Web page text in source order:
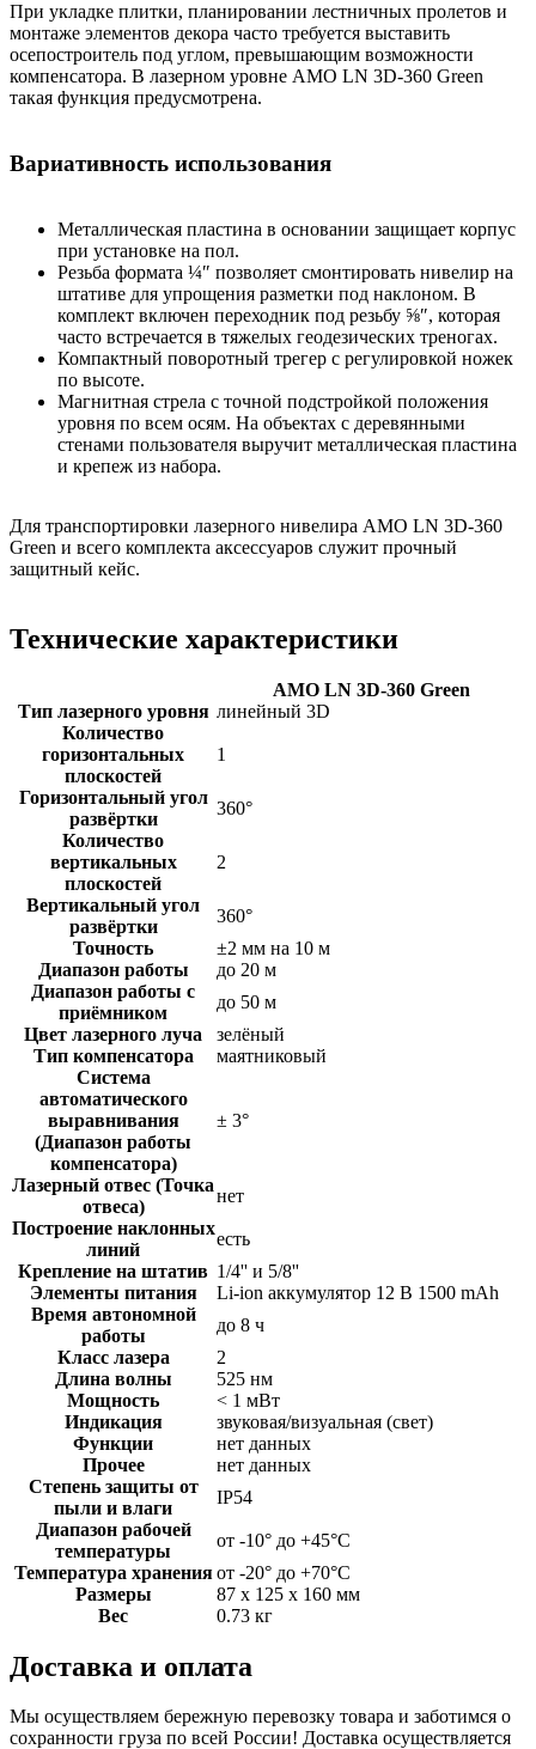
При укладке плитки, планировании лестничных пролетов и
монтаже элементов декора часто требуется выставить
осепостроитель под углом, превышающим возможности
компенсатора. В лазерном уровне AMO LN 3D-360 Green
такая функция предусмотрена.
Вариативность использования
Металлическая пластина в основании защищает корпус
при установке на пол.
Резьба формата ¼″ позволяет смонтировать нивелир на
штативе для упрощения разметки под наклоном. В
комплект включен переходник под резьбу ⅝″, которая
часто встречается в тяжелых геодезических треногах.
Компактный поворотный трегер с регулировкой ножек
по высоте.
Магнитная стрела с точной подстройкой положения
уровня по всем осям. На объектах с деревянными
стенами пользователя выручит металлическая пластина
и крепеж из набора.
Для транспортировки лазерного нивелира AMO LN 3D-360
Green и всего комплекта аксессуаров служит прочный
защитный кейс.
Технические характеристики
AMO LN 3D-360 Green
Тип лазерного уровня линейный 3D
Количество
горизонтальных
плоскостей
1
Горизонтальный угол
развёртки
360°
Количество
вертикальных
плоскостей
2
Вертикальный угол
развёртки
360°
Точность
±2 мм на 10 м
Диапазон работы
до 20 м
Диапазон работы с
приёмником
до 50 м
Цвет лазерного луча
зелёный
Тип компенсатора
маятниковый
Система
автоматического
выравнивания
(Диапазон работы
компенсатора)
± 3°
Лазерный отвес (Точка
отвеса)
нет
Построение наклонных
линий
есть
Крепление на штатив 1/4'' и 5/8''
Элементы питания
Li-ion аккумулятор 12 В 1500 mAh
Время автономной
работы
до 8 ч
Класс лазера
2
Длина волны
525 нм
Мощность
< 1 мВт
Индикация
звуковая/визуальная (свет)
Функции
нет данных
Прочее
нет данных
Степень защиты от
пыли и влаги
IP54
Диапазон рабочей
температуры
от -10° до +45°С
Температура хранения от -20° до +70°С
Размеры
87 х 125 х 160 мм
Вес
0.73 кг
Доставка и оплата
Мы осуществляем бережную перевозку товара и заботимся о
сохранности груза по всей России! Доставка осуществляется